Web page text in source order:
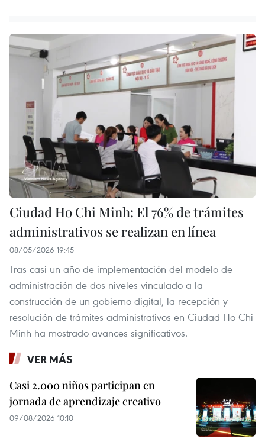
Ciudad Ho Chi Minh: El 76% de trámites
administrativos se realizan en línea
08/05/2026 19:45
Tras casi un año de implementación del modelo de
administración de dos niveles vinculado a la
construcción de un gobierno digital, la recepción y
resolución de trámites administrativos en Ciudad Ho Chi
Minh ha mostrado avances significativos.
VER MÁS
Casi 2.000 niños participan en
jornada de aprendizaje creativo
09/08/2026 10:10